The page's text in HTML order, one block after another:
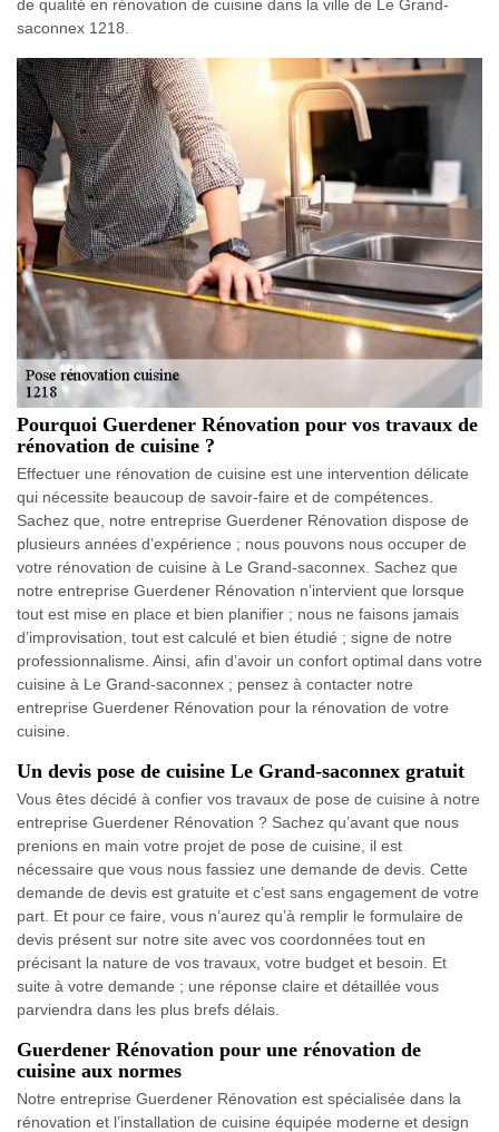
de qualité en rénovation de cuisine dans la ville de Le Grand-
saconnex 1218.
Pourquoi Guerdener Rénovation pour vos travaux de
rénovation de cuisine ?
Effectuer une rénovation de cuisine est une intervention délicate
qui nécessite beaucoup de savoir-faire et de compétences.
Sachez que, notre entreprise Guerdener Rénovation dispose de
plusieurs années d’expérience ; nous pouvons nous occuper de
votre rénovation de cuisine à Le Grand-saconnex. Sachez que
notre entreprise Guerdener Rénovation n’intervient que lorsque
tout est mise en place et bien planifier ; nous ne faisons jamais
d’improvisation, tout est calculé et bien étudié ; signe de notre
professionnalisme. Ainsi, afin d’avoir un confort optimal dans votre
cuisine à Le Grand-saconnex ; pensez à contacter notre
entreprise Guerdener Rénovation pour la rénovation de votre
cuisine.
Un devis pose de cuisine Le Grand-saconnex gratuit
Vous êtes décidé à confier vos travaux de pose de cuisine à notre
entreprise Guerdener Rénovation ? Sachez qu’avant que nous
prenions en main votre projet de pose de cuisine, il est
nécessaire que vous nous fassiez une demande de devis. Cette
demande de devis est gratuite et c’est sans engagement de votre
part. Et pour ce faire, vous n’aurez qu’à remplir le formulaire de
devis présent sur notre site avec vos coordonnées tout en
précisant la nature de vos travaux, votre budget et besoin. Et
suite à votre demande ; une réponse claire et détaillée vous
parviendra dans les plus brefs délais.
Guerdener Rénovation pour une rénovation de
cuisine aux normes
Notre entreprise Guerdener Rénovation est spécialisée dans la
rénovation et l’installation de cuisine équipée moderne et design